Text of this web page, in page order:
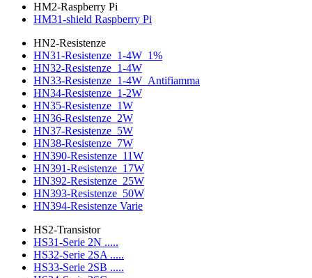
HM2-Raspberry Pi
HM31-shield Raspberry Pi
HN2-Resistenze
HN31-Resistenze_1-4W_1%
HN32-Resistenze_1-4W
HN33-Resistenze_1-4W_Antifiamma
HN34-Resistenze_1-2W
HN35-Resistenze_1W
HN36-Resistenze_2W
HN37-Resistenze_5W
HN38-Resistenze_7W
HN390-Resistenze_11W
HN391-Resistenze_17W
HN392-Resistenze_25W
HN393-Resistenze_50W
HN394-Resistenze Varie
HS2-Transistor
HS31-Serie 2N .....
HS32-Serie 2SA .....
HS33-Serie 2SB .....